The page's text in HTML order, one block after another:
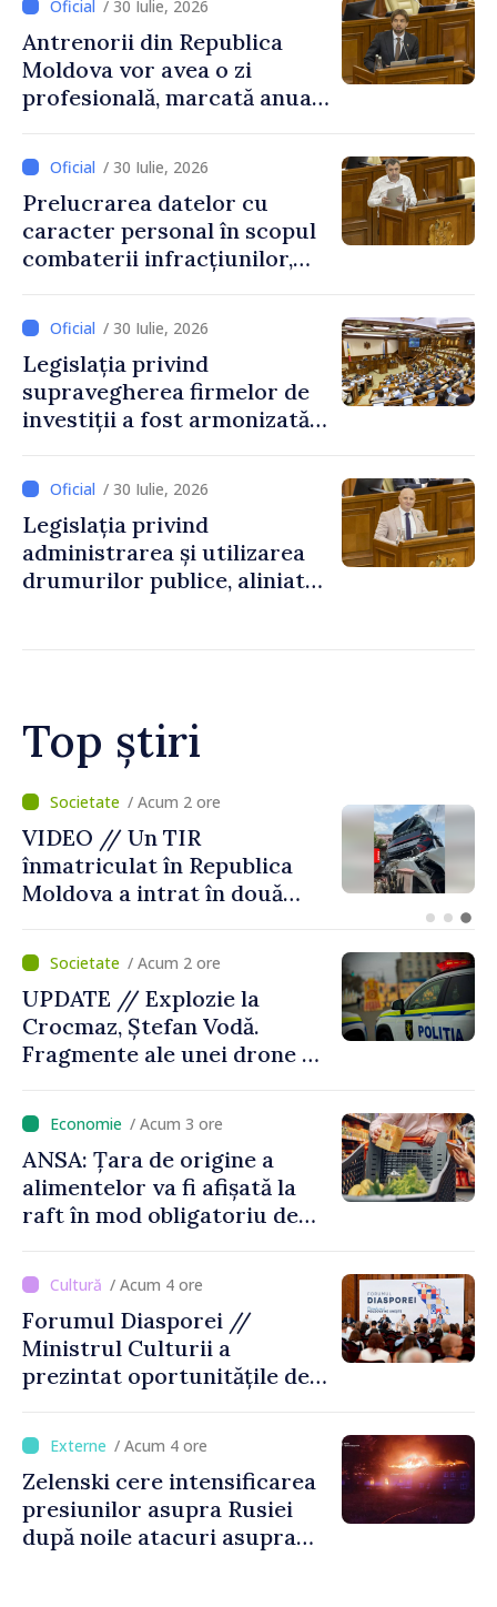
/ 30 Iulie, 2026
Antrenorii din Republica
Moldova vor avea o zi
profesională, marcată anual
/ 30 Iulie, 2026
Prelucrarea datelor cu
caracter personal în scopul
combaterii infracțiunilor,
/ 30 Iulie, 2026
Legislația privind
supravegherea firmelor de
investiții a fost armonizată
/ 30 Iulie, 2026
Legislația privind
administrarea și utilizarea
drumurilor publice, aliniată
Top știri
/ Acum 1 oră
Zilele Diasporei // O poveste
despre Moldova spusă prin
culori: „Dincolo de prag”,
stabilită la Bruxelles
/ Acum 2 ore
UPDATE // Explozie la
Crocmaz, Ștefan Vodă.
Fragmente ale unei drone de
locului
/ Acum 3 ore
ANSA: Țara de origine a
alimentelor va fi afișată la
raft în mod obligatoriu de
riscă amenzi de zeci de mii
de lei de lei/ Acum 4 ore
Forumul Diasporei //
Ministrul Culturii a
prezintat oportunitățile de
culturale și mobilitatea
artiștilor/ Acum 4 ore
Zelenski cere intensificarea
presiunilor asupra Rusiei
după noile atacuri asupra